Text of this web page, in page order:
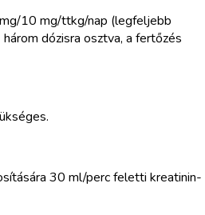
10 mg/ttkg/nap (legfeljebb
dózisra osztva, a fertőzés
30 ml/perc feletti kreatinin-